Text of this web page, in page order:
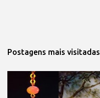
Postagens mais visitadas